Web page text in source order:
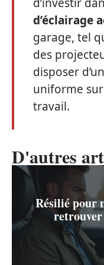
d’éclairage
garage, tel
des
disposer
uniforme
travail.
D'autres
Résilié pour
retrouver